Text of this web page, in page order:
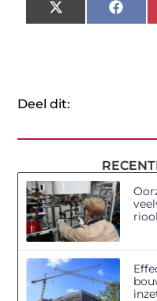
X
(Twitter)
Deel dit: